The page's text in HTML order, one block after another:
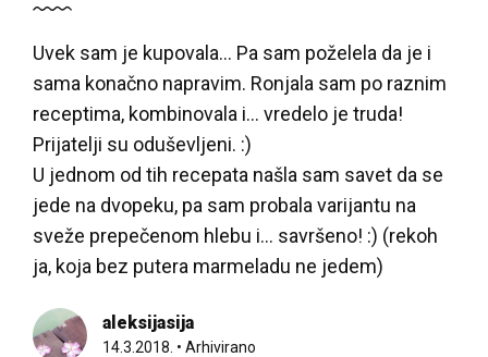
Uvek sam je kupovala... Pa sam poželela da je i
sama konačno napravim. Ronjala sam po raznim
receptima, kombinovala i... vredelo je truda!
Prijatelji su oduševljeni. :)
U jednom od tih recepata našla sam savet da se
jede na dvopeku, pa sam probala varijantu na
sveže prepečenom hlebu i... savršeno! :) (rekoh
ja, koja bez putera marmeladu ne jedem)
aleksijasija
14.3.2018. • Arhivirano